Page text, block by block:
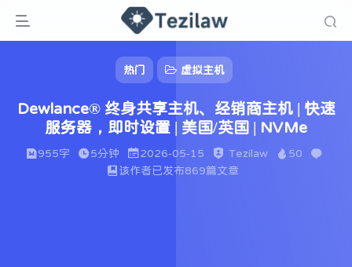
热门 虚拟主机
Dewlance® 终身共享主机、经销商主机 | 快速
服务器，即时设置 | 美国/英国 | NVMe
955字 5分钟 2026-05-15 Tezilaw
50
该作者已发布869篇文章